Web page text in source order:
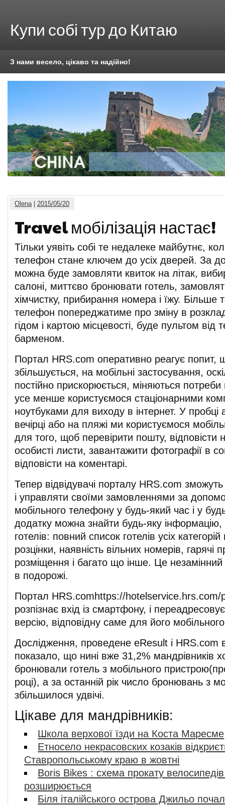
Купи собі тур до Китаю
З нами весело, цікаво та надійно!
Olena| 2015/05/20
Travel мобілізація настає!
Тільки уявіть собі те недалеке майбутнє,
телефон стане ключем до усіх дверей. За
можна буде замовляти квиток на літак,
салоні, миттєво бронювати готель,
хімчистку, прибирання номера і їжу. Більше
телефон попереджатиме про зміну в
гідом і картою місцевості, буде пультом від
барменом.
Портал HRS.com оперативно реагує попит,
збільшується, на мобільні застосування,
постійно прискорюється, міняються потреби
усе менше користуємося стаціонарними
ноутбуками для виходу в інтернет. У пробці
вечірці або на пляжі ми користуємося
для того, щоб перевірити пошту, відповісти
особисті листи, завантажити фотографії в
відповісти на коментарі.
Тепер відвідувачі порталу HRS.com
і управляти своїми замовленнями за
мобільного телефону у будь-який час і у
додатку можна знайти будь-яку інформацію,
готелів: повний список готелів усіх
розцінки, наявність вільних номерів, гарячі
розміщення і багато що інше. Це незамінний
в подорожі.
Портал HRS.comhttps://hotelservice.hrs.com/
розпізнає вхід із смартфону, і
версію, відповідну саме для його
Дослідження, проведене eResult і HRS.com
показало, що нині вже 31,2% мандрівників
бронювали готель з мобільного
році), а за останній рік число бронювань з
збільшилося удвічі.
Цікаве для мандрівників:
Школа верхової їзди на Коста Маресме
Етносело некрасовских козаків
Ставропольському краю в жовтні
Boris Bikes : схема прокату
розширюється
Біля італійського острова Джильо